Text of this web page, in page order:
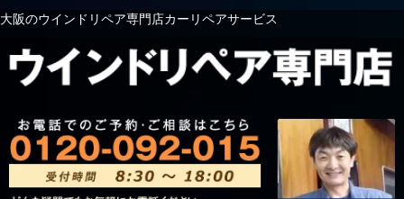
大阪のウインドリペア専門店カーリペアサービス